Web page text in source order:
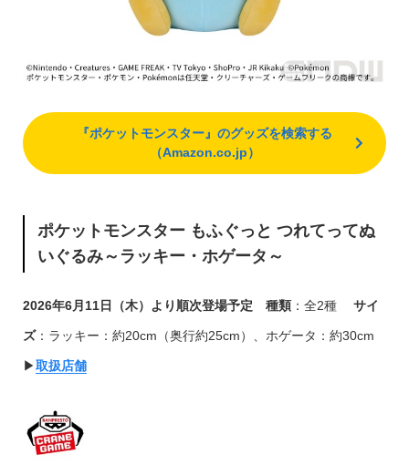
『ポケットモンスター』のグッズを検索する
（Amazon.co.jp）
ポケットモンスター もふぐっと つれてってぬ
いぐるみ～ラッキー・ホゲータ～
2026年6月11日（木）より順次登場予定 種類：全2種 サイ
ズ：ラッキー：約20cm（奥行約25cm）、ホゲータ：約30cm
▶︎取扱店舗